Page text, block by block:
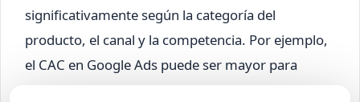
significativamente según la categoría del
producto, el canal y la competencia. Por ejemplo,
el CAC en Google Ads puede ser mayor para